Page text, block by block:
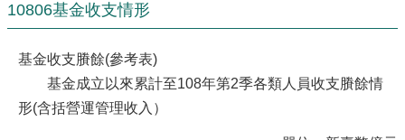
10806基金收支情形
基金收支賸餘(參考表)
基金成立以來累計至108年第2季各類人員收支賸餘情
形(含括營運管理收入）